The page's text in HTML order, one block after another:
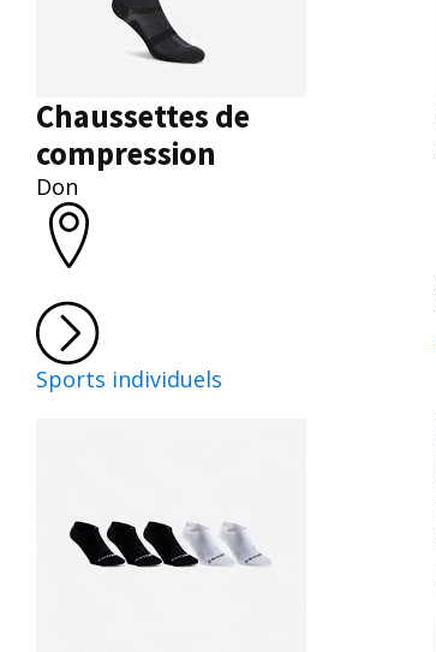
Chaussettes de
compression
Don
Sports individuels